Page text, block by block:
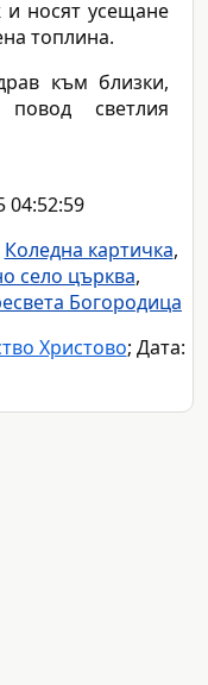
носят усещане
топлина.
към близки,
светлия
04:52:59
Коледна картичка,
село църква,
Богородица
Христово; Дата: